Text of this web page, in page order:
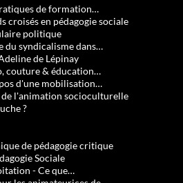
de formation…
croisés en pédagogie sociale
politique
du syndicalisme dans…
de Lépinay
couture & éducation…
d'une mobilisation…
l'animation socioculturelle
?
de pédagogie critique
Sociale
- Ce que…